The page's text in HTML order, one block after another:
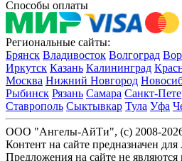
Способы оплаты
Региональные сайты:
Брянск Владивосток Волгоград
Иркутск Казань Калининград
Москва Нижний Новгород
Рыбинск Рязань Самара Санкт-
Ставрополь Сыктывкар Тула Уфа
ООО "Ангелы-АйТи", (c) 2008-
Контент на сайте предназначен
Предложения на сайте не